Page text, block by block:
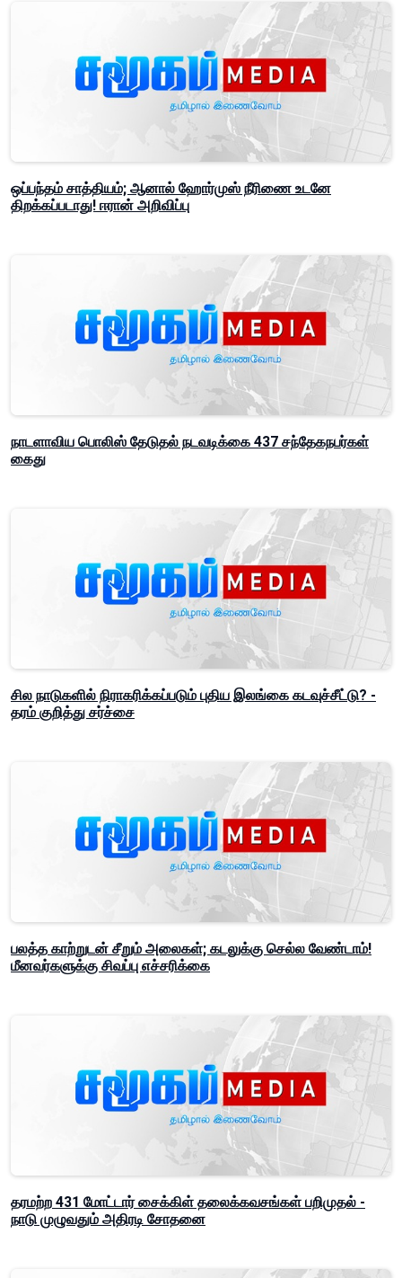
ஒப்பந்தம் சாத்தியம்; ஆனால் ஹோர்முஸ் நீரிணை உடனே
திறக்கப்படாது! ஈரான் அறிவிப்பு
நாடளாவிய பொலிஸ் தேடுதல் நடவடிக்கை 437 சந்தேகநபர்கள்
கைது
சில நாடுகளில் நிராகரிக்கப்படும் புதிய இலங்கை கடவுச்சீட்டு? -
தரம் குறித்து சர்ச்சை
பலத்த காற்றுடன் சீறும் அலைகள்; கடலுக்கு செல்ல வேண்டாம்!
மீனவர்களுக்கு சிவப்பு எச்சரிக்கை
தரமற்ற 431 மோட்டார் சைக்கிள் தலைக்கவசங்கள் பறிமுதல் -
நாடு முழுவதும் அதிரடி சோதனை